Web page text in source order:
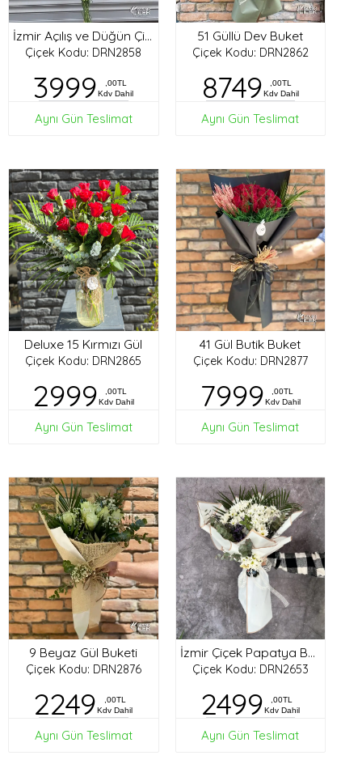
İzmir Açılış ve Düğün Çiçekleri
Çiçek Kodu: DRN2858
3999
,00TL
Kdv Dahil
Aynı Gün Teslimat
51 Güllü Dev Buket
Çiçek Kodu: DRN2862
8749
,00TL
Kdv Dahil
Aynı Gün Teslimat
Deluxe 15 Kırmızı Gül
Çiçek Kodu: DRN2865
2999
,00TL
Kdv Dahil
Aynı Gün Teslimat
41 Gül Butik Buket
Çiçek Kodu: DRN2877
7999
,00TL
Kdv Dahil
Aynı Gün Teslimat
9 Beyaz Gül Buketi
Çiçek Kodu: DRN2876
2249
,00TL
Kdv Dahil
Aynı Gün Teslimat
İzmir Çiçek Papatya Buketi
Çiçek Kodu: DRN2653
2499
,00TL
Kdv Dahil
Aynı Gün Teslimat